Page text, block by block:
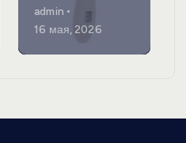
admin
16 мая, 2026